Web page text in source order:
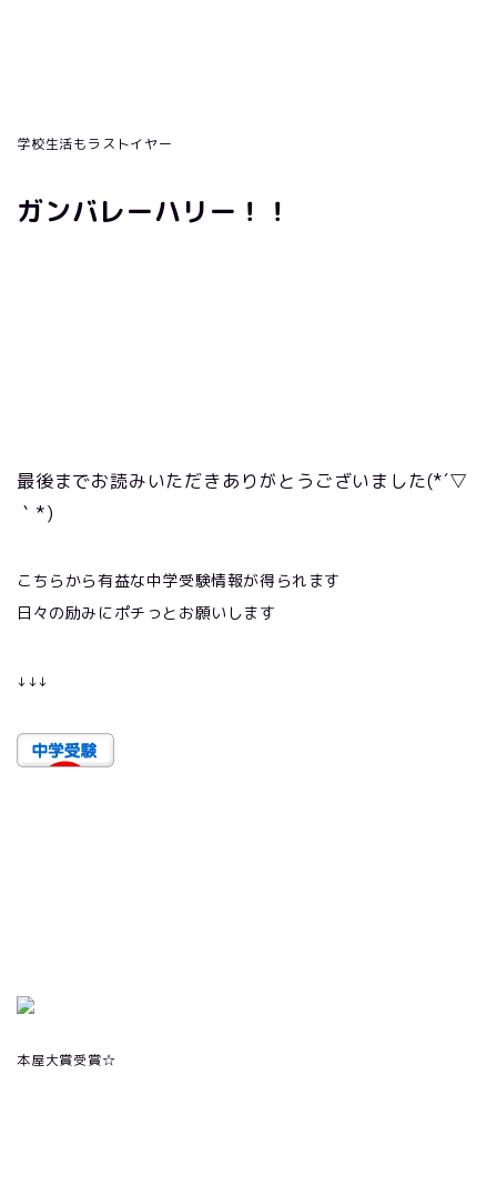
学校生活もラストイヤー
ガンバレーハリー！！
最後までお読みいただきありがとうございました(*´▽
｀ *)
こちらから有益な中学受験情報が得られます
日々の励みにポチっとお願いします
↓ ↓ ↓
本屋大賞受賞☆